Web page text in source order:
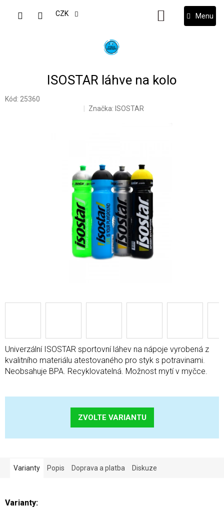
CZK
NÁKUPNÍ
KOŠÍK
ISOSTAR láhve na kolo
Kód: 25360
Značka: ISOSTAR
Univerzální ISOSTAR sportovní láhev na nápoje vyrobená z
kvalitního materiálu atestovaného pro styk s potravinami.
Neobsahuje BPA. Recyklovatelná. Možnost mytí v myčce.
ZVOLTE VARIANTU
Varianty Popis Doprava a platba Diskuze